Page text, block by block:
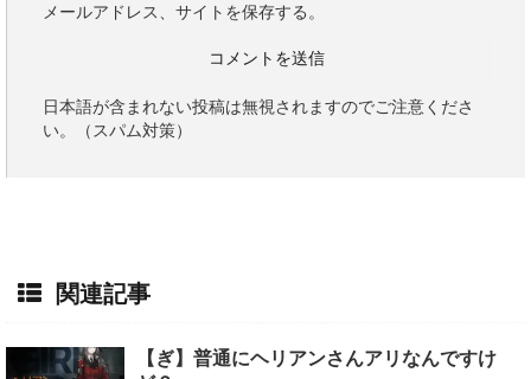
メールアドレス、サイトを保存する。
日本語が含まれない投稿は無視されますのでご注意くださ
い。（スパム対策）
関連記事
【ぎ】普通にヘリアンさんアリなんですけ